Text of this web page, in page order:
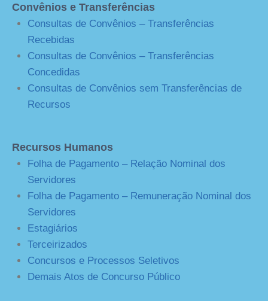
Convênios e Transferências
Consultas de Convênios – Transferências
Recebidas
Consultas de Convênios – Transferências
Concedidas
Consultas de Convênios sem Transferências de
Recursos
Recursos Humanos
Folha de Pagamento – Relação Nominal dos
Servidores
Folha de Pagamento – Remuneração Nominal dos
Servidores
Estagiários
Terceirizados
Concursos e Processos Seletivos
Demais Atos de Concurso Público